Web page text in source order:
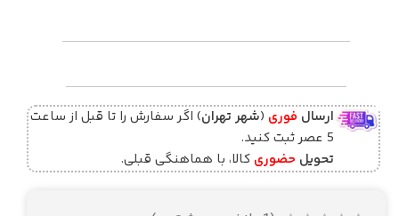
ارسال فوری (شهر تهران) اگر سفارش را تا قبل از ساعت
5 عصر ثبت کنید.
تحویل حضوری کالا، با هماهنگی قبلی.